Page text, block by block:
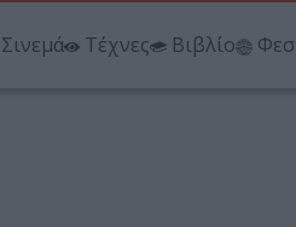
Σινεμά Τέχνες Βιβλίο